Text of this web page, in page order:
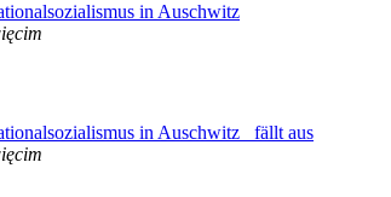
in Auschwitz
in Auschwitz _fällt aus